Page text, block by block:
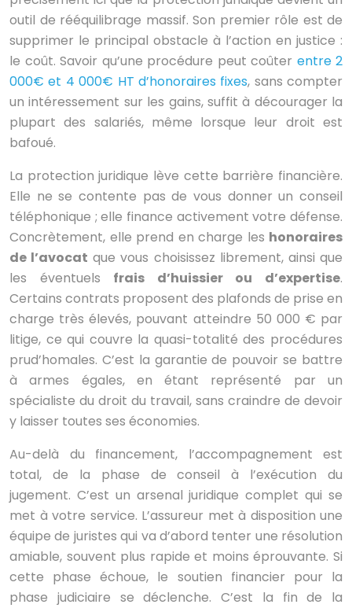
outil de rééquilibrage massif. Son premier rôle est de
supprimer le principal obstacle à l’action en justice :
le coût. Savoir qu’une procédure peut coûter entre 2
000€ et 4 000€ HT d’honoraires fixes, sans compter
un intéressement sur les gains, suffit à décourager la
plupart des salariés, même lorsque leur droit est
bafoué.
La protection juridique lève cette barrière financière.
Elle ne se contente pas de vous donner un conseil
téléphonique ; elle finance activement votre défense.
Concrètement, elle prend en charge les honoraires
de l’avocat que vous choisissez librement, ainsi que
les éventuels frais d’huissier ou d’expertise.
Certains contrats proposent des plafonds de prise en
charge très élevés, pouvant atteindre 50 000 € par
litige, ce qui couvre la quasi-totalité des procédures
prud’homales. C’est la garantie de pouvoir se battre
à armes égales, en étant représenté par un
spécialiste du droit du travail, sans craindre de devoir
y laisser toutes ses économies.
Au-delà du financement, l’accompagnement est
total, de la phase de conseil à l’exécution du
jugement. C’est un arsenal juridique complet qui se
met à votre service. L’assureur met à disposition une
équipe de juristes qui va d’abord tenter une résolution
amiable, souvent plus rapide et moins éprouvante. Si
cette phase échoue, le soutien financier pour la
phase judiciaire se déclenche. C’est la fin de la